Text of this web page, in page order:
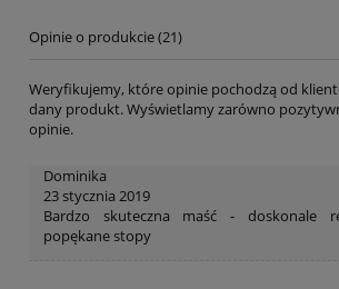
Opinie o produkcie (21)
Weryfikujemy, które opinie pochodzą od
dany produkt. Wyświetlamy zarówno
opinie.
Dominika
23 stycznia 2019
Bardzo skuteczna maść - doskonale
popękane stopy